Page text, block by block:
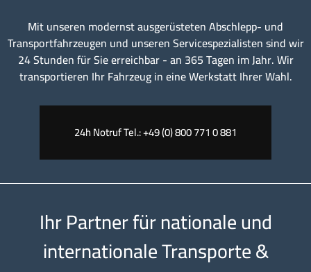
Mit unseren modernst ausgerüsteten Abschlepp- und
Transportfahrzeugen und unseren Servicespezialisten sind wir
24 Stunden für Sie erreichbar - an 365 Tagen im Jahr. Wir
transportieren Ihr Fahrzeug in eine Werkstatt Ihrer Wahl.
24h Notruf Tel.: +49 (0) 800 771 0 881
Ihr Partner für nationale und
internationale Transporte &